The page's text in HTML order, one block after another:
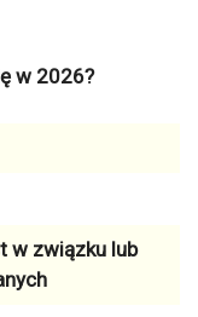
w 2026?
w związku lub